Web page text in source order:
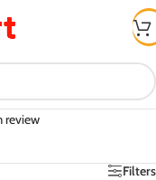
review
Filters